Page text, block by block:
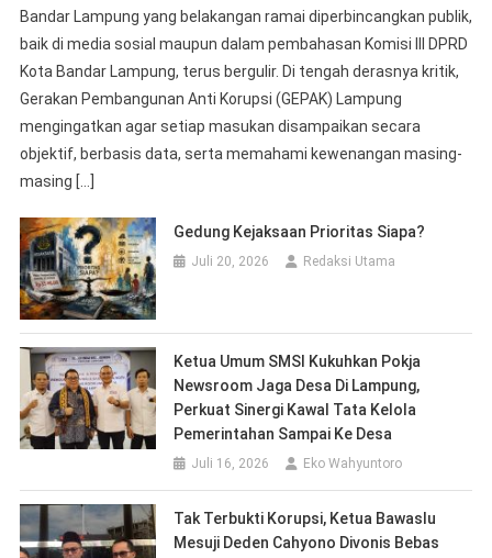
Bandar Lampung yang belakangan ramai diperbincangkan publik,
baik di media sosial maupun dalam pembahasan Komisi III DPRD
Kota Bandar Lampung, terus bergulir. Di tengah derasnya kritik,
Gerakan Pembangunan Anti Korupsi (GEPAK) Lampung
mengingatkan agar setiap masukan disampaikan secara
objektif, berbasis data, serta memahami kewenangan masing-
masing […]
Gedung Kejaksaan Prioritas Siapa?
Juli 20, 2026 Redaksi Utama
Ketua Umum SMSI Kukuhkan Pokja
Newsroom Jaga Desa Di Lampung,
Perkuat Sinergi Kawal Tata Kelola
Pemerintahan Sampai Ke Desa
Juli 16, 2026 Eko Wahyuntoro
Tak Terbukti Korupsi, Ketua Bawaslu
Mesuji Deden Cahyono Divonis Bebas